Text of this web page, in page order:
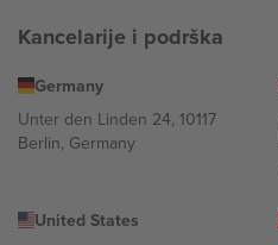
Kancelarije i podrška
Germany
Unter den Linden 24, 10117
Berlin, Germany
United States